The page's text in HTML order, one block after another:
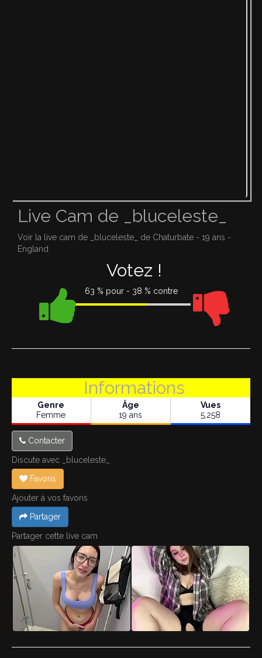
Live Cam de _bluceleste_
Voir la live cam de _bluceleste_ de Chaturbate - 19 ans -
England
Votez !
63 % pour - 38 % contre
Informations
Genre
Femme
Âge
19 ans
Vues
5,258
Contacter
Discute avec _bluceleste_
Favoris
Ajouter à vos favoris
Partager
Partager cette live cam